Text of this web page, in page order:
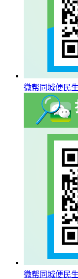
微帮同城便民
微帮同城便民